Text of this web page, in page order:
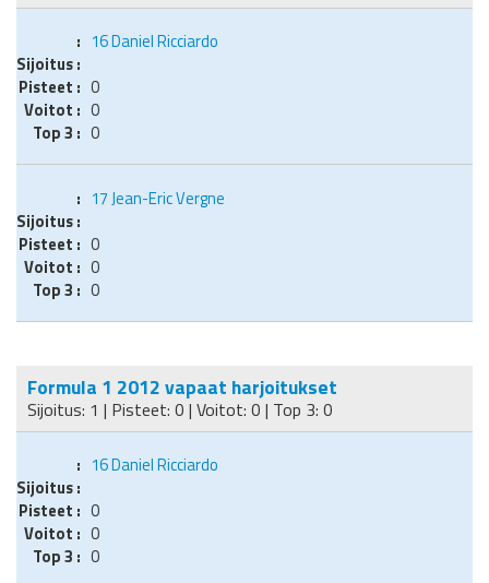
16Daniel Ricciardo
0
0
0
17 Jean-Eric Vergne
0
0
0
Formula 1 2012 vapaat harjoitukset
Sijoitus: 1 | Pisteet: 0 | Voitot: 0 | Top 3: 0
16Daniel Ricciardo
0
0
0